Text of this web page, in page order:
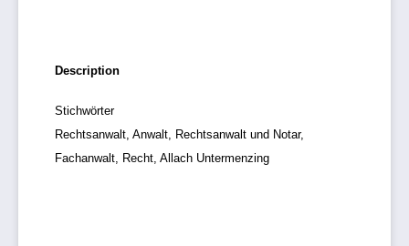
Description
Stichwörter
Rechtsanwalt, Anwalt, Rechtsanwalt und Notar,
Fachanwalt, Recht, Allach Untermenzing